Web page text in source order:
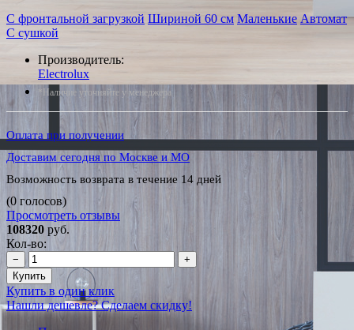
С фронтальной загрузкой Шириной 60 см Маленькие Автомат
С сушкой
Производитель:
Electrolux
*Наличие уточняйте у менеджера
Оплата при получении
Доставим сегодня по Москве и МО
Возможность возврата в течение 14 дней
(0 голосов)
Просмотреть отзывы
108320 руб.
Кол-во:
−
+
Купить
Купить в один клик
Нашли дешевле? Сделаем скидку!